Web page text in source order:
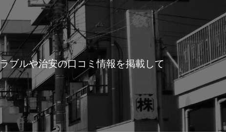
ブルや治安の口コミ情報を掲載して